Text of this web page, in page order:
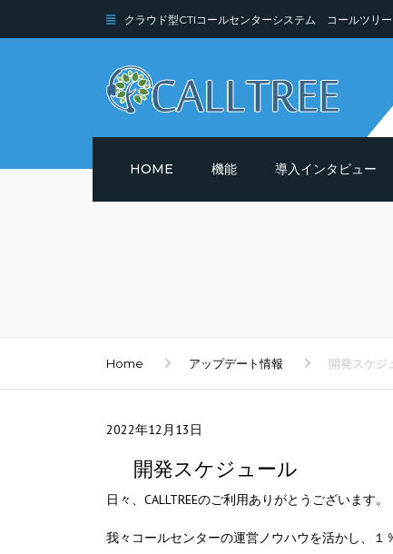
クラウド型CTIコールセンターシステム コールツリー
HOME 機能 導入インタビュー
Home アップデート情報 開発スケジ
2022年12月13日
開発スケジュール
日々、CALLTREEのご利用ありがとうございます。
我々コールセンターの運営ノウハウを活かし、１